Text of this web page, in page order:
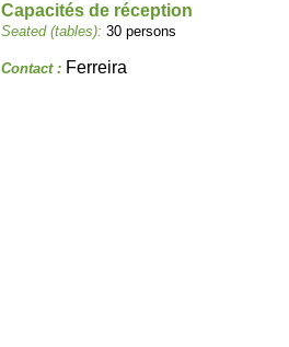
Capacités de réception
Seated (tables): 30 persons
Contact : Ferreira